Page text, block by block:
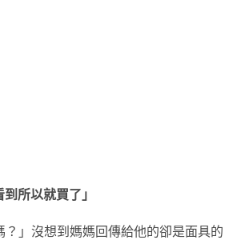
所以就買了」
」沒想到媽媽回傳給他的卻是面具的